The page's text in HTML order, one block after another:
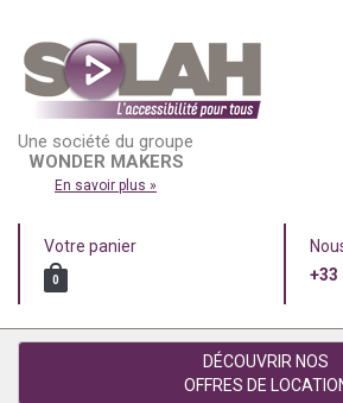
Une société du groupe
WONDER MAKERS
En savoir plus »
Votre panier
0
+33
DÉCOUVRIR NOS
OFFRES DE